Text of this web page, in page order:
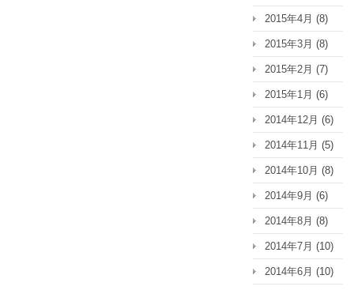
2015年4月 (8)
2015年3月 (8)
2015年2月 (7)
2015年1月 (6)
2014年12月 (6)
2014年11月 (5)
2014年10月 (8)
2014年9月 (6)
2014年8月 (8)
2014年7月 (10)
2014年6月 (10)